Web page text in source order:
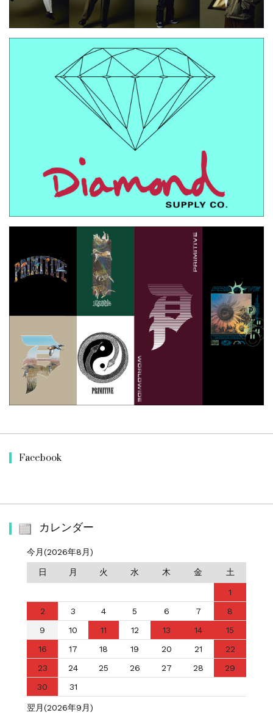
Facebook
カレンダー
今月(2026年8月)
日 月 火 水 木 金 土
1
2
3 4 5 6 7
8
9
10 11 12 13 14
15
16
17 18 19 20 21
22
23
24 25 26 27 28
29
30
31
翌月(2026年9月)